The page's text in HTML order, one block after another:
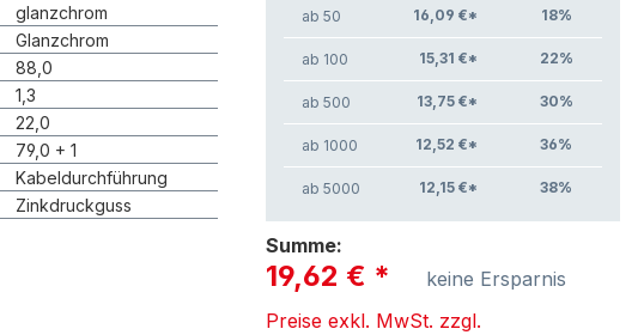
glanzchrom
Glanzchrom
88,0
1,3
22,0
79,0 + 1
Kabeldurchführung
Zinkdruckguss
ab 50 16,09 €* 18%
ab 100 15,31 €* 22%
ab 500 13,75 €* 30%
ab 1000 12,52 €* 36%
ab 5000 12,15 €* 38%
Summe:
19,62 € *
keine Ersparnis
Preise exkl. MwSt. zzgl.